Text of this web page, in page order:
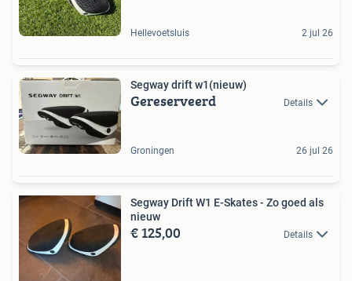
Hellevoetsluis 2 jul 26
Segway drift w1(nieuw)
Gereserveerd Details
Groningen 26 jul 26
Segway Drift W1 E-Skates - Zo goed als
nieuw
€ 125,00 Details